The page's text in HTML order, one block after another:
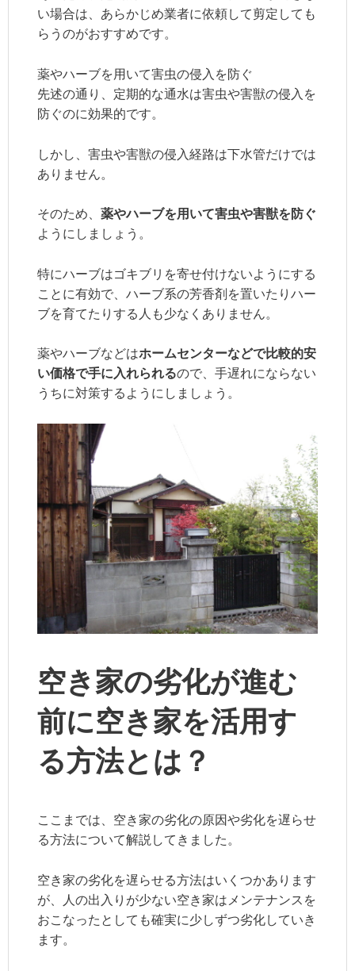
い場合は、あらかじめ業者に依頼して剪定しても
らうのがおすすめです。
薬やハーブを用いて害虫の侵入を防ぐ
先述の通り、定期的な通水は害虫や害獣の侵入を
防ぐのに効果的です。
しかし、害虫や害獣の侵入経路は下水管だけでは
ありません。
そのため、 薬やハーブを用いて害虫や害獣を防ぐ
ようにしましょう。
特にハーブはゴキブリを寄せ付けないようにする
ことに有効で、ハーブ系の芳香剤を置いたりハー
ブを育てたりする人も少なくありません。
薬やハーブなどはホームセンターなどで比較的安
い価格で手に入れられるので、手遅れにならない
うちに対策するようにしましょう。
空き家の劣化が進む
前に空き家を活用す
る方法とは？
ここまでは、空き家の劣化の原因や劣化を遅らせ
る方法について解説してきました。
空き家の劣化を遅らせる方法はいくつかあります
が、人の出入りが少ない空き家はメンテナンスを
おこなったとしても確実に少しずつ劣化していき
ます。